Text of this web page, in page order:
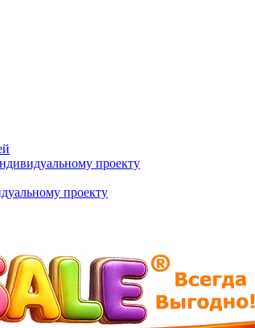
проекту
проекту